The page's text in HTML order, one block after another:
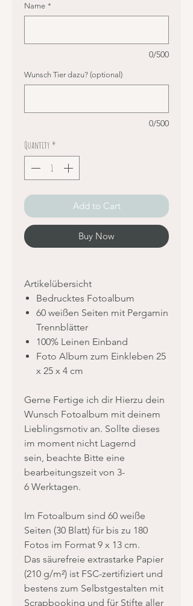
Name *
0/500
Wunsch Tier dazu? (optional)
0/500
Quantity *
Add to Cart
Buy Now
Artikelübersicht
Bedrucktes Fotoalbum
60 weißen Seiten mit Pergamin
Trennblätter
100% Leinen Einband
Foto Album zum Einkleben 25
x 25 x 4 cm
Gerne Fertige ich dir Hierzu dein
Wunsch Fotoalbum mit deinem
Lieblingsmotiv an. Sollte dieses
im moment nicht Lagernd
sein, beachte Bitte eine
bearbeitungszeit von 3-
6 Werktagen.
Im Fotoalbum sind 60 weiße
Seiten (30 Blatt) für bis zu 180
Fotos im Format 9 x 13 cm.
Das säurefreie extrastarke Papier
(210 g/m²) ist FSC-zertifiziert und
bestens zum Selbstgestalten mit
Scrapbooking und für Stifte aller